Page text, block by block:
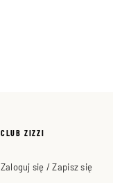
CLUB ZIZZI
Zaloguj się / Zapisz się